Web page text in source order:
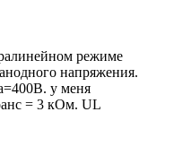
режиме
напряжения.
у меня
= 3 кОм. UL